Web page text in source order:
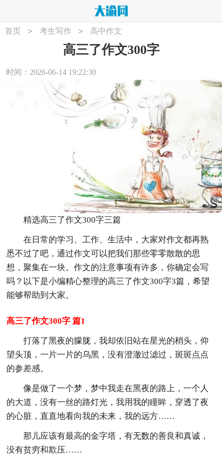
首页 > 考生写作 > 高中作文
高三了作文300字
时间：2026-06-14 19:22:30
精选高三了作文300字三篇
在日常的学习、工作、生活中，大家对作文都再熟
悉不过了吧，通过作文可以把我们那些零零散散的思
想，聚集在一块。作文的注意事项有许多，你确定会写
吗？以下是小编精心整理的高三了作文300字3篇，希望
能够帮助到大家。
高三了作文300字 篇1
打落了黑夜的朦胧，我却依旧站在星光的梢头，仰
望头顶，一片一片的乌黑，没有澄澈过滤过，斑斑点点
的参差感。
像是做了一个梦，梦中我走在黑夜的路上，一个人
的大道，没有一丝的路灯光，我用我的瞳眸，穿透了夜
的心脏，直直地看向我的未来，我的远方……
那儿应该有最高的金字塔，有无数的善良和真诚，
没有贫穷和欺压……